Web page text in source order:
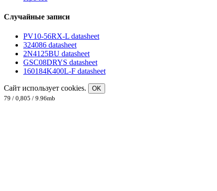
Случайные записи
PV10-56RX-L datasheet
324086 datasheet
2N4125BU datasheet
GSC08DRYS datasheet
160184K400L-F datasheet
Сайт использует cookies.
OK
79 / 0,805 / 9.96mb